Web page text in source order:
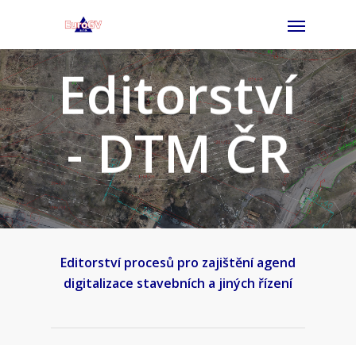
Editorství
- DTM ČR
Editorství procesů pro zajištění agend
digitalizace stavebních a jiných řízení